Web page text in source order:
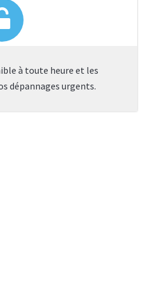
à toute heure et les
dépannages urgents.